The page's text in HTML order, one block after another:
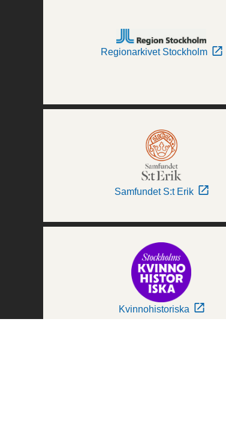
Regionarkivet Stockholm
Samfundet S:t Erik
Kvinnohistoriska